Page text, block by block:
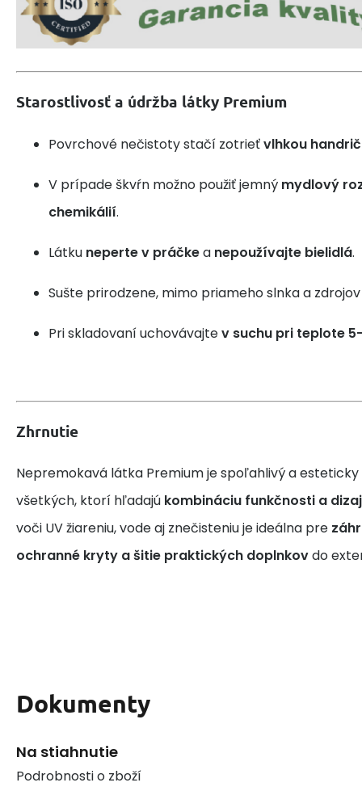
Starostlivosť a údržba látky Premium
Povrchové nečistoty stačí zotrieťvlhkou
V prípade škvŕn možno použiť jemný mydlový
chemikálií.
Látku neperte v práčkea nepoužívajte bielidlá.
Sušte prirodzene, mimo priameho slnka a
Pri skladovaní uchovávajtev suchu pri teplote
Zhrnutie
Nepremokavá látka Premium je spoľahlivý a
všetkých, ktorí hľadajú kombináciu funkčnosti a
voči UV žiareniu, vode aj znečisteniu je ideálna pre
ochranné kryty a šitie praktických doplnkovdo
Dokumenty
Na stiahnutie
Podrobnosti o zboží